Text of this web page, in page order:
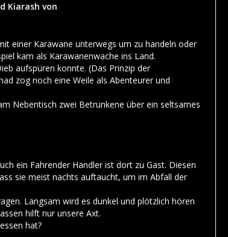
Kiarash von
einer Karawane unterwegs um zu handeln oder
kam als Karawanenwache ins Land.
aufspüren konnte. (Das Prinzip der
zog noch eine Weile als Abenteurer und
Nebentisch zwei Betrunkene über ein seltsames
ein Fahrender Händler ist dort zu Gast. Diesen
sie meist nachts auftaucht, um im Abfall der
Langsam wird es dunkel und plötzlich hören
hilft nur unsere Axt.
hat?